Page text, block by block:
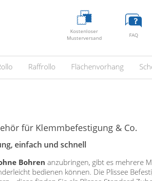
Kostenloser
Musterversand
FAQ
Raffrollo Flächenvorhang
für Klemmbefestigung & Co.
einfach und schnell
Bohren anzubringen, gibt es mehrere
bedienen können. Die Plissee